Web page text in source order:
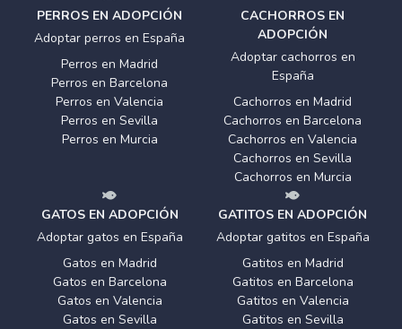
PERROS EN ADOPCIÓN
Adoptar perros en España
Perros en Madrid
Perros en Barcelona
Perros en Valencia
Perros en Sevilla
Perros en Murcia
CACHORROS EN
ADOPCIÓN
Adoptar cachorros en
España
Cachorros en Madrid
Cachorros en Barcelona
Cachorros en Valencia
Cachorros en Sevilla
Cachorros en Murcia
GATOS EN ADOPCIÓN
Adoptar gatos en España
Gatos en Madrid
Gatos en Barcelona
Gatos en Valencia
Gatos en Sevilla
GATITOS EN ADOPCIÓN
Adoptar gatitos en España
Gatitos en Madrid
Gatitos en Barcelona
Gatitos en Valencia
Gatitos en Sevilla